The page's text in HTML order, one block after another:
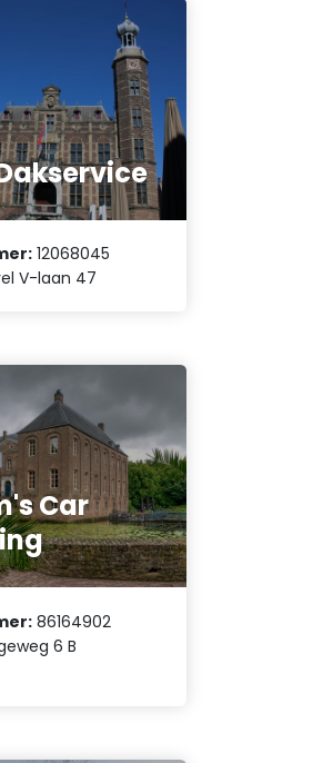
12068045
V-laan 47
Car
86164902
6 B